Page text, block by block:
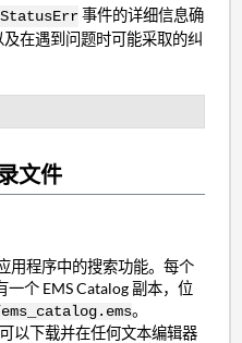
事件的详细信息确
在遇到问题时可能采取的纠
文件
用程序中的搜索功能。每个
一个 EMS Catalog 副本，位
。
以下载并在任何文本编辑器